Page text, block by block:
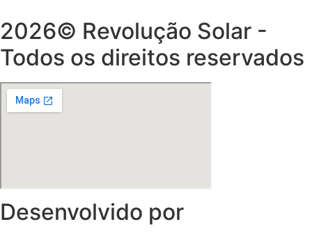
2026© Revolução Solar -
Todos os direitos reservados
Desenvolvido por